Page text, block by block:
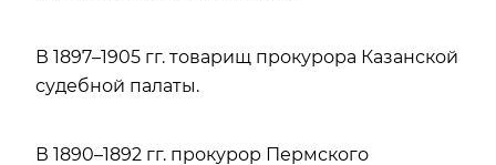
В 1897–1905 гг. товарищ прокурора Казанской
судебной палаты.
В 1890–1892 гг. прокурор Пермского